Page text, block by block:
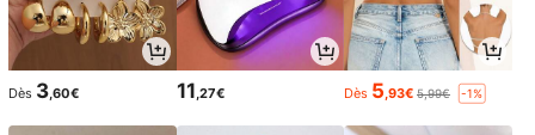
Dès 3,60€ 11 ,27€ Dès 5 ,93€ 5,99€ -1%